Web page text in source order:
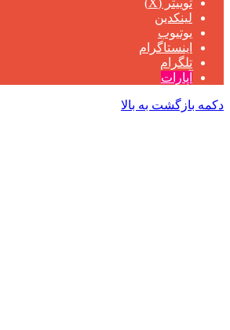
توییتر (X)
لینکدین
یوتیوب
اینستاگرام
تلگرام
آپارات
دکمه بازگشت به بالا